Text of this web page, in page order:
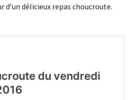
délicieux repas choucroute.